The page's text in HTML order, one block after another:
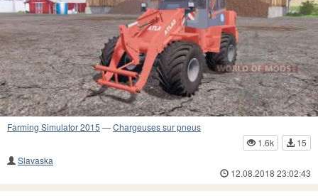
Farming Simulator 2015 —Chargeuses sur pneus
1.6k
15
Slavaska
12.08.2018 23:02:43